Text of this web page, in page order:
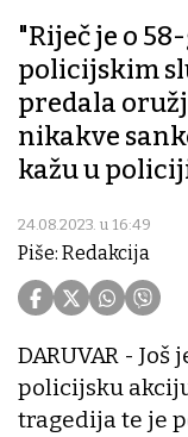
"Riječ je o
policijskim
predala
nikakve
kažu u
24.08.2023. u 16:49
Piše: Redakcija
DARUVAR -
policijsku
tragedija te je